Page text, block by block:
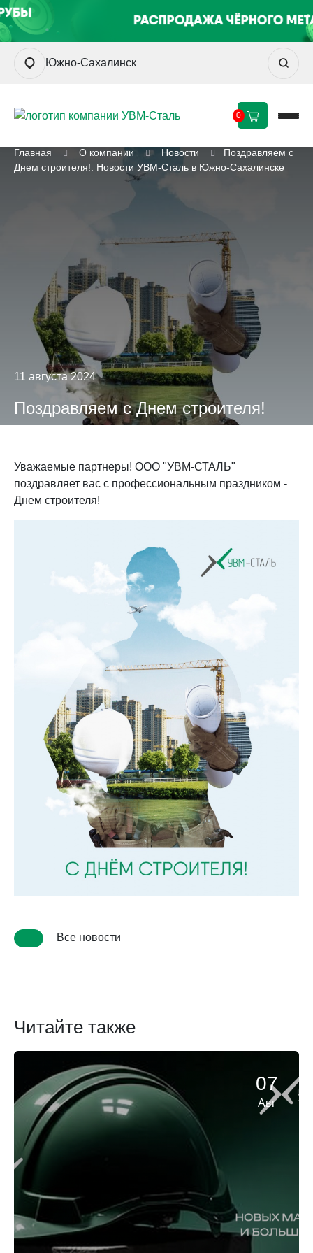
Южно-Сахалинск
0
Главная О компании Новости
Поздравляем с
Днем строителя!. Новости УВМ-Сталь в Южно-Сахалинске
11 августа 2024
Поздравляем с Днем строителя!
Уважаемые партнеры! ООО "УВМ-СТАЛЬ"
поздравляет вас с профессиональным праздником -
Днем строителя!
Все новости
Читайте также
07
Авг